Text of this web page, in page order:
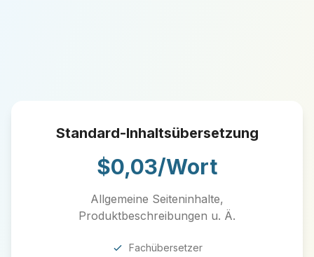
Standard-Inhaltsübersetzung
$0,03/Wort
Allgemeine Seiteninhalte,
Produktbeschreibungen u. Ä.
Fachübersetzer